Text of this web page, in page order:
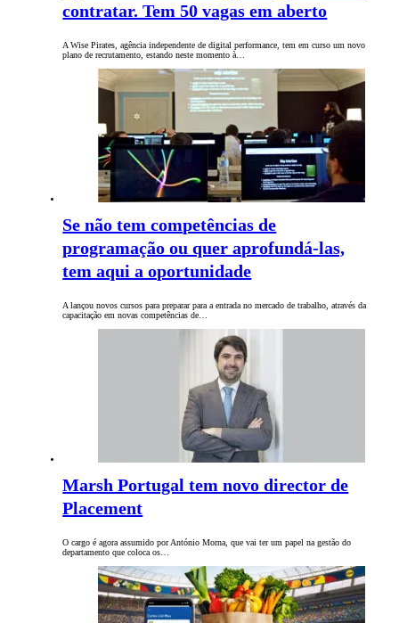
contratar. Tem 50 vagas em aberto
A Wise Pirates, agência independente de digital performance, tem em curso um novo
plano de recrutamento, estando neste momento à…
Se não tem competências de
programação ou quer aprofundá-las,
tem aqui a oportunidade
A lançou novos cursos para preparar para a entrada no mercado de trabalho, através da
capacitação em novas competências de…
Marsh Portugal tem novo director de
Placement
O cargo é agora assumido por António Morna, que vai ter um papel na gestão do
departamento que coloca os…